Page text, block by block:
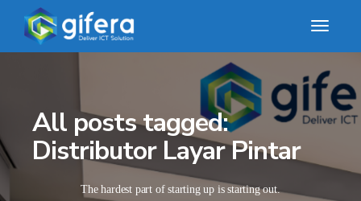
All posts tagged:
Distributor Layar Pintar
The hardest part of starting up is starting out.